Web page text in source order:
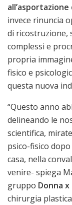
invece rinuncia
di ricostruzione,
complessi e
propria
fisico e
questa nuova
“Questo anno
delineando le
scientifica,
psico-fisico
casa, nella
venire- spiega
gruppo Donna x
chirurgia